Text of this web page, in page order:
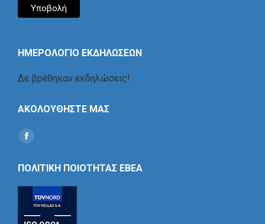
ΗΜΕΡΟΛΟΓΙΟ ΕΚΔΗΛΩΣΕΩΝ
Δε βρέθηκαν εκδηλώσεις!
ΑΚΟΛΟΥΘΗΣΤΕ ΜΑΣ
Find us on:
Social
ΠΟΛΙΤΙΚΗ ΠΟΙΟΤΗΤΑΣ ΕΒΕΑ